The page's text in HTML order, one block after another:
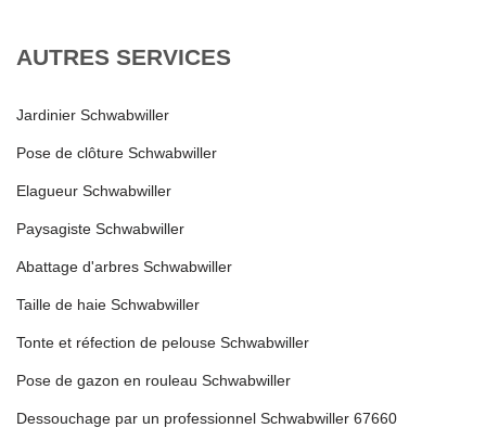
AUTRES SERVICES
Jardinier Schwabwiller
Pose de clôture Schwabwiller
Elagueur Schwabwiller
Paysagiste Schwabwiller
Abattage d'arbres Schwabwiller
Taille de haie Schwabwiller
Tonte et réfection de pelouse Schwabwiller
Pose de gazon en rouleau Schwabwiller
Dessouchage par un professionnel Schwabwiller 67660